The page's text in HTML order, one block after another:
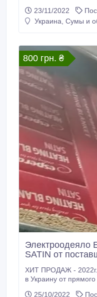
23/11/2022
Украина, Сумы и
800 грн. ₴
Электроодеяло
SATIN от
ХИТ ПРОДАЖ -
в Украину от
25/10/2022